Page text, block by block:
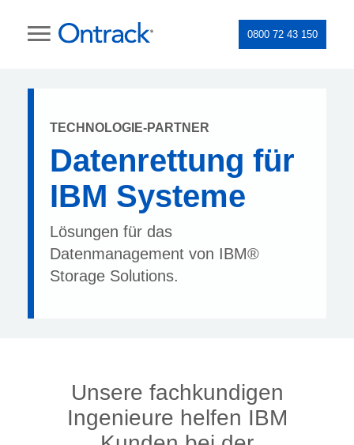
0800 72 43 150
TECHNOLOGIE-PARTNER
Datenrettung für
IBM Systeme
Lösungen für das
Datenmanagement von IBM®
Storage Solutions.
Unsere fachkundigen
Ingenieure helfen IBM